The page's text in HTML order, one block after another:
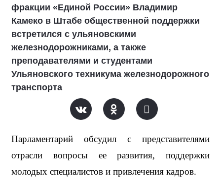
фракции «Единой России» Владимир
Камеко в Штабе общественной поддержки
встретился с ульяновскими
железнодорожниками, а также
преподавателями и студентами
Ульяновского техникума железнодорожного
транспорта
Парламентарий обсудил с представителями
отрасли вопросы ее развития, поддержки
молодых специалистов и привлечения кадров.